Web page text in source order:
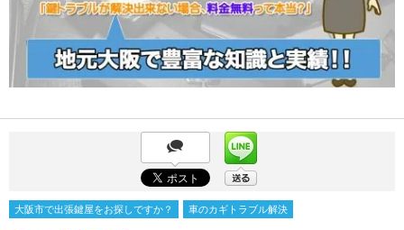
大阪市で出張鍵屋をお探しですか？ 車のカギトラブル解決